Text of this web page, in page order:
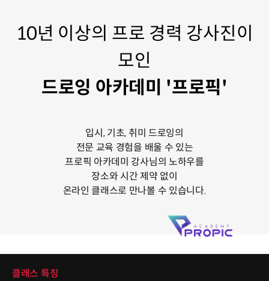
10년 이상의 프로 경력 강사진이
모인
드로잉 아카데미 '프로픽'
입시, 기초, 취미 드로잉의
전문 교육 경험을 배울 수 있는
프로픽 아카데미 강사님의 노하우를
장소와 시간 제약 없이
온라인 클래스로 만나볼 수 있습니다.
클래스 특징